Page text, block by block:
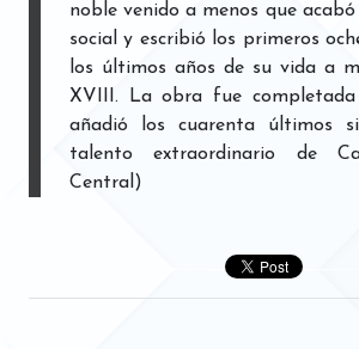
noble venido a menos que
social y escribió los primeros
los últimos años de su vida a
XVIII. La obra fue
añadió los cuarenta últimos
talento extraordinario de
Central)